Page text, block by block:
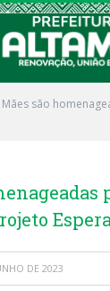
Mães são
DE 2023